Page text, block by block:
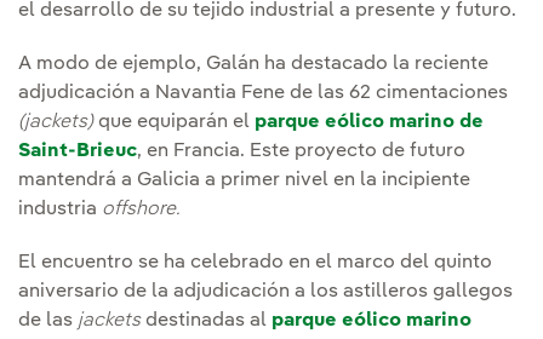
el desarrollo de su tejido industrial a presente y futuro.
A modo de ejemplo, Galán ha destacado la reciente
adjudicación a Navantia Fene de las 62 cimentaciones
(jackets)que equiparán el parque eólico marino de
Saint-Brieuc, en Francia. Este proyecto de futuro
mantendrá a Galicia a primer nivel en la incipiente
industria offshore.
El encuentro se ha celebrado en el marco del quinto
aniversario de la adjudicación a los astilleros gallegos
de las jackets destinadas al parque eólico marino